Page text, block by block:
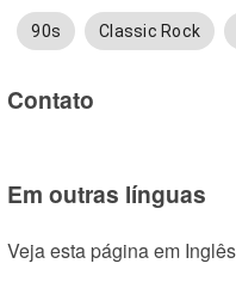
90s Classic Rock
Contato
Em outras línguas
Veja esta página em